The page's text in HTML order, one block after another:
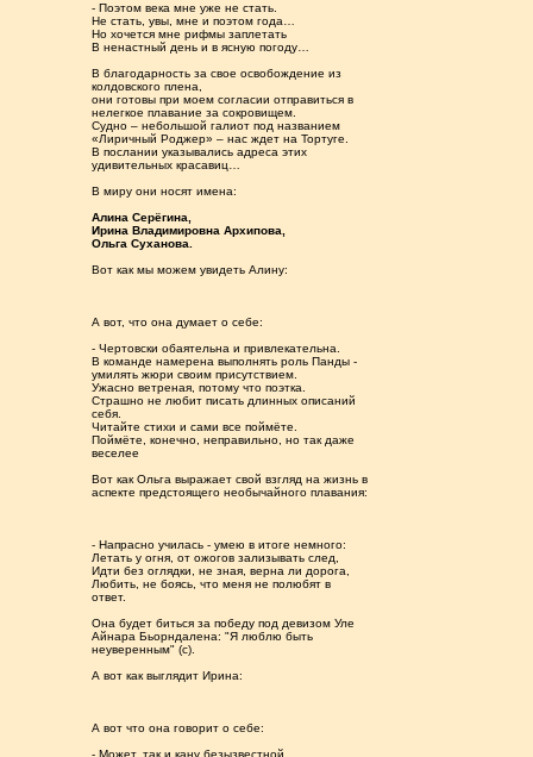
- Поэтом века мне уже не стать.
Не стать, увы, мне и поэтом года…
Но хочется мне рифмы заплетать
В ненастный день и в ясную погоду…
В благодарность за свое освобождение из
колдовского плена,
они готовы при моем согласии отправиться в
нелегкое плавание за сокровищем.
Судно – небольшой галиот под названием
«Лиричный Роджер» – нас ждет на Тортуге.
В послании указывались адреса этих
удивительных красавиц…
В миру они носят имена:
Алина Серёгина,
Ирина Владимировна Архипова,
Ольга Суханова.
Вот как мы можем увидеть Алину:
А вот, что она думает о себе:
- Чертовски обаятельна и привлекательна.
В команде намерена выполнять роль Панды -
умилять жюри своим присутствием.
Ужасно ветреная, потому что поэтка.
Страшно не любит писать длинных описаний
себя.
Читайте стихи и сами все поймёте.
Поймёте, конечно, неправильно, но так даже
веселее
Вот как Ольга выражает свой взгляд на жизнь в
аспекте предстоящего необычайного плавания:
- Напрасно училась - умею в итоге немного:
Летать у огня, от ожогов зализывать след,
Идти без оглядки, не зная, верна ли дорога,
Любить, не боясь, что меня не полюбят в
ответ.
Она будет биться за победу под девизом Уле
Айнара Бьорндалена: "Я люблю быть
неуверенным" (с).
А вот как выглядит Ирина:
А вот что она говорит о себе:
- Может, так и кану безызвестной.